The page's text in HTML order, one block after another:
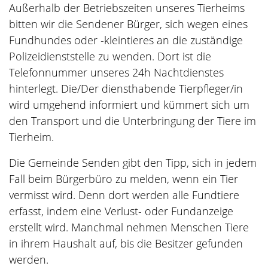
Außerhalb der Betriebszeiten unseres Tierheims
bitten wir die Sendener Bürger, sich wegen eines
Fundhundes oder -kleintieres an die zuständige
Polizeidienststelle zu wenden. Dort ist die
Telefonnummer unseres 24h Nachtdienstes
hinterlegt. Die/Der diensthabende Tierpfleger/in
wird umgehend informiert und kümmert sich um
den Transport und die Unterbringung der Tiere im
Tierheim.
Die Gemeinde Senden gibt den Tipp, sich in jedem
Fall beim Bürgerbüro zu melden, wenn ein Tier
vermisst wird. Denn dort werden alle Fundtiere
erfasst, indem eine Verlust- oder Fundanzeige
erstellt wird. Manchmal nehmen Menschen Tiere
in ihrem Haushalt auf, bis die Besitzer gefunden
werden.